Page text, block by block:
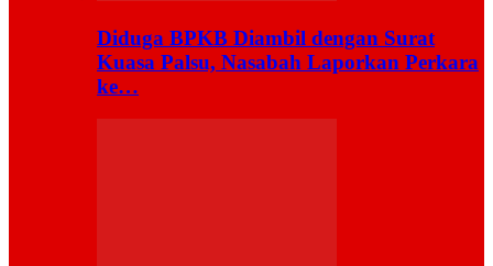
Diduga BPKB Diambil dengan Surat
Kuasa Palsu, Nasabah Laporkan Perkara
ke…